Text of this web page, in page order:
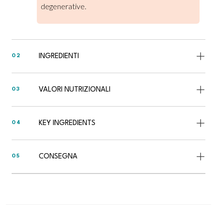
degenerative.
02 INGREDIENTI
03 VALORI NUTRIZIONALI
04 KEY INGREDIENTS
05 CONSEGNA